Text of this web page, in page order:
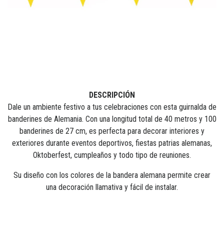
DESCRIPCIÓN
Dale un ambiente festivo a tus celebraciones con esta guirnalda de
banderines de Alemania. Con una longitud total de 40 metros y 100
banderines de 27 cm, es perfecta para decorar interiores y
exteriores durante eventos deportivos, fiestas patrias alemanas,
Oktoberfest, cumpleaños y todo tipo de reuniones.
Su diseño con los colores de la bandera alemana permite crear
una decoración llamativa y fácil de instalar.